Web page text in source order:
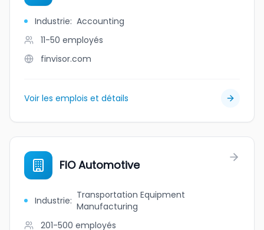
Industrie: Accounting
11-50 employés
finvisor.com
Voir les emplois et détails
FIO Automotive
Industrie: Transportation Equipment
Manufacturing
201-500 employés